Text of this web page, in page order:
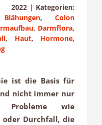
| Kategorien:
Blähungen, Colon
, Darmflora,
, Haut, Hormone,
ist die Basis für
nicht immer nur
Probleme wie
oder Durchfall, die